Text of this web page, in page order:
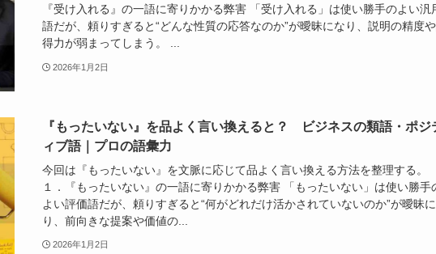
『受け入れる』の一語に寄りかかる弊害 「受け入れる」は使い勝手のよい汎
語だが、頼りすぎると“どんな性質の応答なのか”が曖昧になり、説明の精度
得力が弱まってしまう。 ...
2026年1月2日
『もったいない』を品よく言い換えると？ ビジネスの類語・ポジ
ィブ語｜プロの語彙力
今回は『もったいない』を文脈に応じて品よく言い換える方法を整理する。
１．『もったいない』の一語に寄りかかる弊害 「もったいない」は使い勝手
よい評価語だが、頼りすぎると“何がどれだけ活かされていないのか”が曖昧
り、前向きな提案や価値の...
2026年1月2日